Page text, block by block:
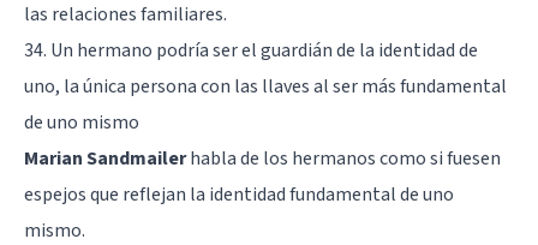
las relaciones familiares.
34. Un hermano podría ser el guardián de la identidad de
uno, la única persona con las llaves al ser más fundamental
de uno mismo
Marian Sandmailerhabla de los hermanos como si fuesen
espejos que reflejan la identidad fundamental de uno
mismo.